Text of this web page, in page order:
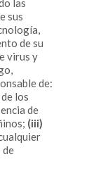
las
sus
de su
virus y
de:
los
de
(iii)
de